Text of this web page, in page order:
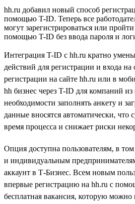
hh.ru добавил новый способ
помощью T-ID. Теперь все
могут зарегистрироваться или
помощью T-ID без ввода пароля и
Интеграция T-ID с hh.ru кратно
действий для регистрации и входа на
регистрации на сайте hh.ru или в
hh бизнес через T-ID для компаний из
необходимости заполнять анкету и
данные вносятся автоматически, что
время процесса и снижает риски
Опция доступна пользователям, в
и индивидуальным
аккаунт в Т-Бизнес. Всем новым
впервые регистрацию на hh.ru с
бесплатная вакансия, которую можно